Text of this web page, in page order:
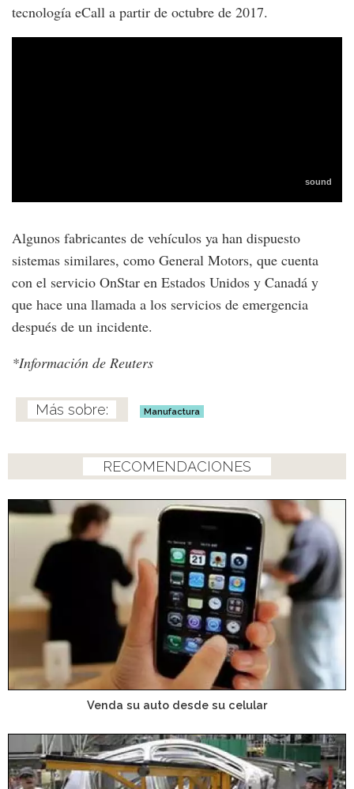
tecnología eCall a partir de octubre de 2017.
Algunos fabricantes de vehículos ya han dispuesto
sistemas similares, como General Motors, que cuenta
con el servicio OnStar en Estados Unidos y Canadá y
que hace una llamada a los servicios de emergencia
después de un incidente.
*Información de Reuters
Manufactura
RECOMENDACIONES
Venda su auto desde su celular